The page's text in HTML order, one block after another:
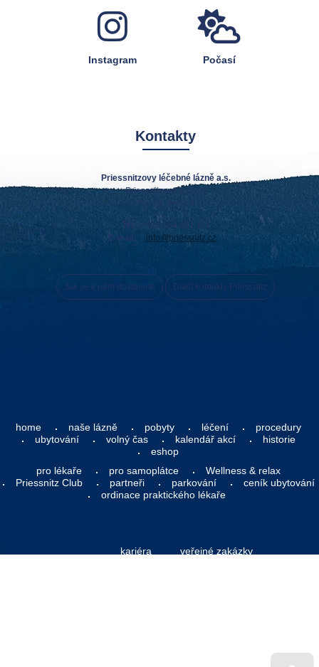
Instagram Počasí
Kontakty
Priessnitzovy léčebné lázně a.s.
Priessnitzova 12/299
790 03 Jeseník
Tel.:
+420 584 491 111
E-mail:
info@priessnitz.cz
Jak se k nám dostanete Další kontakty Priessnitz
home naše lázně pobyty léčení
procedury
ubytování
volný čas kalendář akcí
historie
eshop
pro lékaře
pro samoplátce
Wellness & relax
Priessnitz Club
partneři parkování
ceník ubytování
ordinace praktického lékaře
kariéra
veřejné zakázky